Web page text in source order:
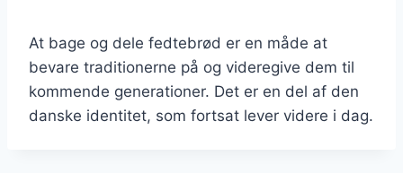
At bage og dele fedtebrød er en måde at
bevare traditionerne på og videregive dem til
kommende generationer. Det er en del af den
danske identitet, som fortsat lever videre i dag.